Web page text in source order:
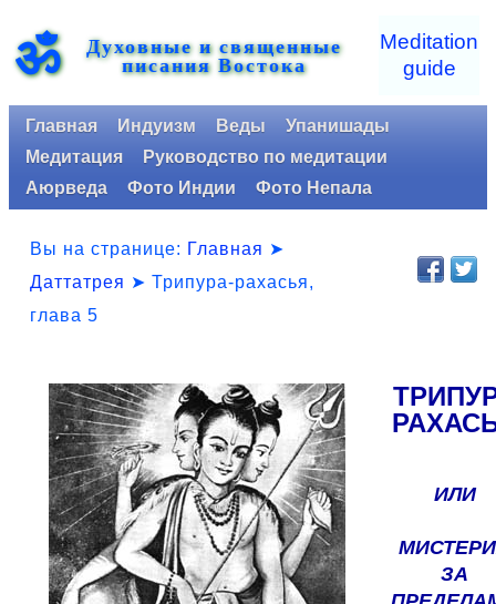
ॐ Духовные и священные
писания Востока
Meditation
guide
Главная Индуизм Веды
Упанишады
Медитация
Руководство по медитации
Аюрведа
Фото Индии Фото Непала
Вы на странице: Главная ➤
Даттатрея ➤ Трипура-рахасья,
глава 5
ИЛИ
ЗА